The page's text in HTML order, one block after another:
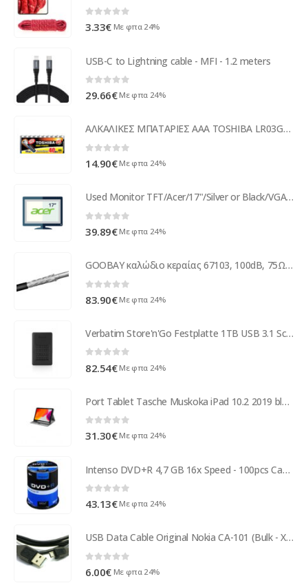
0 out of 5
3.33€ Με φπα 24%
USB-C to Lightning cable - MFI - 1.2 meters
0 out of 5
29.66€ Με φπα 24%
ΑΛΚΑΛΙΚΕΣ ΜΠΑΤΑΡΙΕΣ AAA TOSHIBA LR03GCP MP-40 1.5V 40τεμ.
0 out of 5
14.90€ Με φπα 24%
Used Monitor TFT/Acer/17"/Silver or Black/VGA ( 51912 )
39.89€ Με φπα 24%
GOOBAY καλώδιο κεραίας 67103, 100dB, 75Ω, CCS, 100m, μαύρο
83.90€ Με φπα 24%
Verbatim Store'n'Go Festplatte 1TB USB 3.1 Schwarz Retail 53401
82.54€ Με φπα 24%
Port Tablet Tasche Muskoka iPad 10.2 2019 black 201412
0 out of 5
31.30€ Με φπα 24%
Intenso DVD+R 4,7 GB 16x Speed - 100pcs Cake Box
0out of 5
43.13€ Με φπα 24%
USB Data Cable Original Nokia CA-101 (Bulk - Χωρίς Συσκευασία)
0out of 5
6.00€ Με φπα 24%